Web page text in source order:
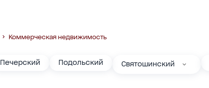
Коммерческая недвижимость
Печерский Подольский Святошинский